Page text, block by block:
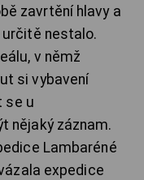
zavrtění hlavy a
určitě nestalo.
v němž
si vybavení
se u
nějaký záznam.
Lambaréné
expedice